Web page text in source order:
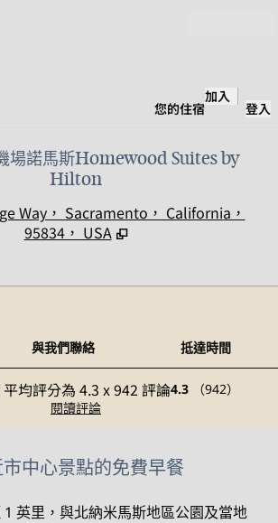
您的住宿
加入
登入
場諾馬斯Homewood Suites by
Hilton
Way， Sacramento， California，
95834， USA
與我們聯絡 抵達時間
4.3 （942）
閱讀評論
中心景點的免費早餐
英里，與北納米馬斯地區公園及當地